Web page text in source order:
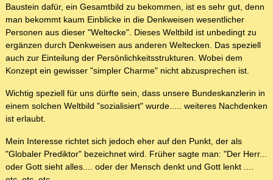
Baustein dafür, ein Gesamtbild zu bekommen, ist es sehr gut, denn
man bekommt kaum Einblicke in die Denkweisen wesentlicher
Personen aus dieser "Weltecke". Dieses Weltbild ist unbedingt zu
ergänzen durch Denkweisen aus anderen Weltecken. Das speziell
auch zur Einteilung der Persönlichkeitsstrukturen. Wobei dem
Konzept ein gewisser "simpler Charme" nicht abzusprechen ist.
Wichtig speziell für uns dürfte sein, dass unsere Bundeskanzlerin in
einem solchen Weltbild "sozialisiert" wurde..... weiteres Nachdenken
ist erlaubt.
Mein Interesse richtet sich jedoch eher auf den Punkt, der als
"Globaler Prediktor" bezeichnet wird. Früher sagte man: "Der Herr...
oder Gott sieht alles.... oder der Mensch denkt und Gott lenkt ....